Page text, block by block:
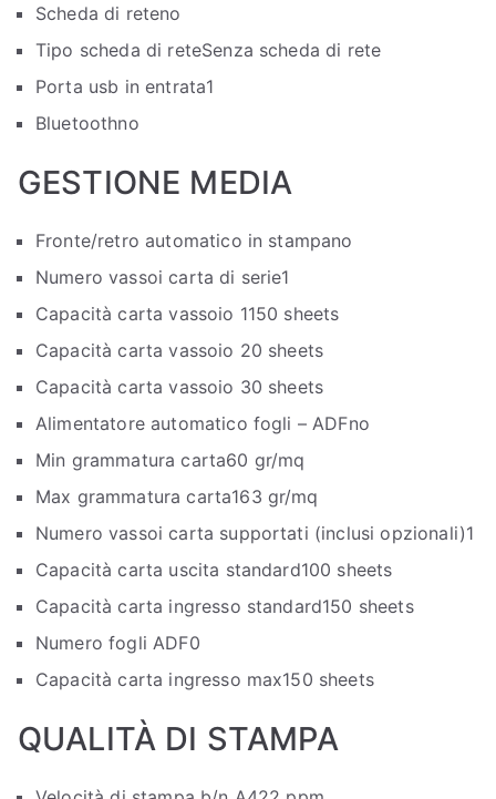
Scheda di reteno
Tipo scheda di reteSenza scheda di rete
Porta usb in entrata1
Bluetoothno
GESTIONE MEDIA
Fronte/retro automatico in stampano
Numero vassoi carta di serie1
Capacità carta vassoio 1150 sheets
Capacità carta vassoio 20 sheets
Capacità carta vassoio 30 sheets
Alimentatore automatico fogli – ADFno
Min grammatura carta60 gr/mq
Max grammatura carta163 gr/mq
Numero vassoi carta supportati (inclusi opzionali)1
Capacità carta uscita standard100 sheets
Capacità carta ingresso standard150 sheets
Numero fogli ADF0
Capacità carta ingresso max150 sheets
QUALITÀ DI STAMPA